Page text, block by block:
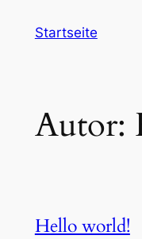
InhaltStartseite
Autor:
Hello world!